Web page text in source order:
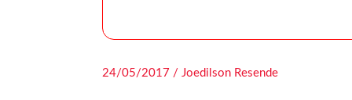
24/05/2017 / Joedilson Resende